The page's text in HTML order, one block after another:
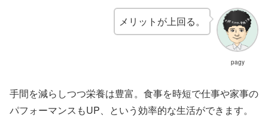
pagy
メリットが上回る。
手間を減らしつつ栄養は豊富。食事を時短で仕事や家事の
パフォーマンスもUP、という効率的な生活ができます。